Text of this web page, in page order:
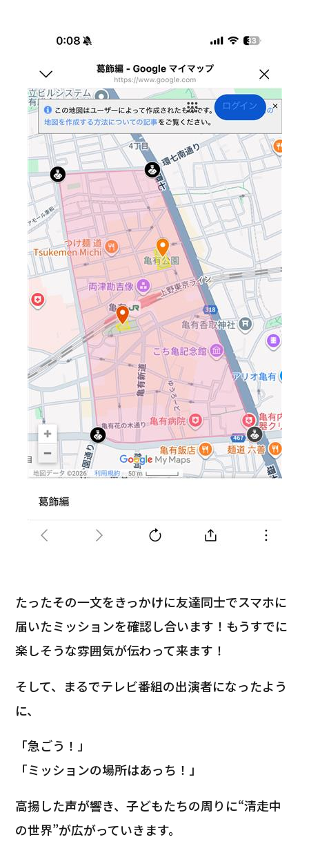
たったその一文をきっかけに友達同士でスマホに
届いたミッションを確認し合います！もうすでに
楽しそうな雰囲気が伝わって来ます！
そして、まるでテレビ番組の出演者になったよう
に、
「急ごう！」
「ミッションの場所はあっち！」
高揚した声が響き、子どもたちの周りに“清走中
の世界”が広がっていきます。